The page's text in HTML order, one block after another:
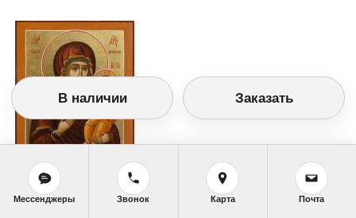
Православный календарь
<<Пятница, 20 Июля (7 Июля по старому
В наличии Заказать
Мессенджеры Звонок Карта Почта